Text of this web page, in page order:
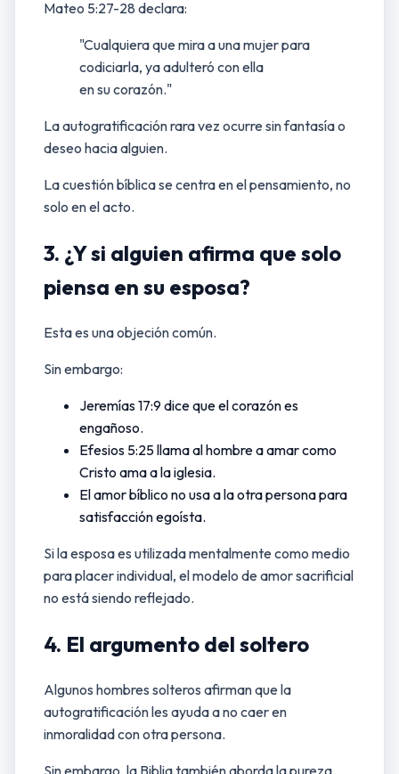
Mateo 5:27-28 declara:
"Cualquiera que mira a una mujer para
codiciarla, ya adulteró con ella
en su corazón."
La autogratificación rara vez ocurre sin fantasía o
deseo hacia alguien.
La cuestión bíblica se centra en el pensamiento, no
solo en el acto.
3. ¿Y si alguien afirma que solo
piensa en su esposa?
Esta es una objeción común.
Sin embargo:
Jeremías 17:9 dice que el corazón es
engañoso.
Efesios 5:25 llama al hombre a amar como
Cristo ama a la iglesia.
El amor bíblico no usa a la otra persona para
satisfacción egoísta.
Si la esposa es utilizada mentalmente como medio
para placer individual, el modelo de amor sacrificial
no está siendo reflejado.
4. El argumento del soltero
Algunos hombres solteros afirman que la
autogratificación les ayuda a no caer en
inmoralidad con otra persona.
Sin embargo, la Biblia también aborda la pureza